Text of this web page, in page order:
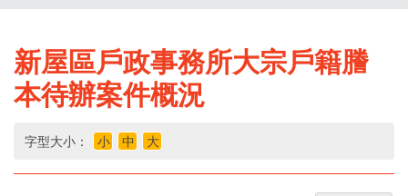
新屋區戶政事務所大宗戶籍謄
本待辦案件概況
字型大小： 小 中 大